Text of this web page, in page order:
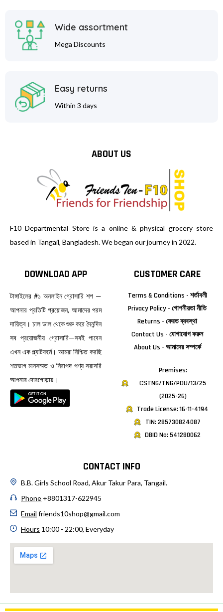
Wide assortment
Mega Discounts
Easy returns
Within 3 days
ABOUT US
F10 Departmental Store is a online & physical grocery store
based in Tangail, Bangladesh. We began our journey in 2022.
DOWNLOAD APP
টাঙ্গাইলের #১ অনলাইন গ্রোসারি শপ —
আপনার প্রতিটি প্রয়োজন, আমাদের পরম
দায়িত্ব। চাল ডাল থেকে শুরু করে দৈনন্দিন
সব প্রয়োজনীয় গ্রোসারি—সবই পাবেন
এখন এক প্ল্যাটফর্মে। আমরা নিশ্চিত করছি
শতভাগ মানসম্মত ও নিরাপদ পণ্য সরাসরি
আপনার দোরগোড়ায়।
CUSTOMER CARE
Terms & Conditions - শর্তাবলী
Privacy Policy - গোপনীয়তা নীতি
Returns - ফেরত ব্যবস্থা
Contact Us - যোগাযোগ করুন
About Us - আমাদের সম্পর্কে
Premises:
CSTNG/TNG/POU/13/25
(2025-26)
Trade License: 16-11-4194
TIN: 285730824087
DBID No: 541280062
CONTACT INFO
B.B. Girls School Road, Akur Takur Para, Tangail.
Phone +8801317-622945
Email friends10shop@gmail.com
Hours 10:00 - 22:00, Everyday